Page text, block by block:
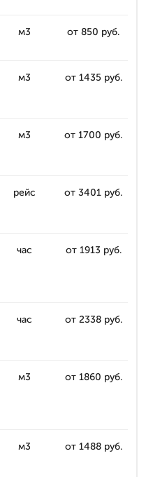
м3 от 850 руб.
м3 от 1435 руб.
м3 от 1700 руб.
рейс от 3401 руб.
час от 1913 руб.
час от 2338 руб.
м3 от 1860 руб.
м3 от 1488 руб.